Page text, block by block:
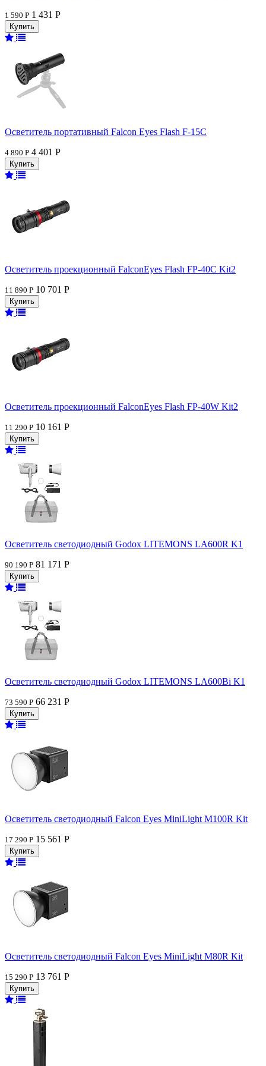
1 590 Р 1 431 Р
Осветитель портативный Falcon Eyes Flash F-15C
4 890 Р 4 401 Р
Осветитель проекционный FalconEyes Flash FP-40C Kit2
11 890 Р 10 701 Р
Осветитель проекционный FalconEyes Flash FP-40W Kit2
11 290 Р 10 161 Р
Осветитель светодиодный Godox LITEMONS LA600R K1
90 190 Р 81 171 Р
Осветитель светодиодный Godox LITEMONS LA600Bi K1
73 590 Р 66 231 Р
Осветитель светодиодный Falcon Eyes MiniLight M100R Kit
17 290 Р 15 561 Р
Осветитель светодиодный Falcon Eyes MiniLight M80R Kit
15 290 Р 13 761 Р